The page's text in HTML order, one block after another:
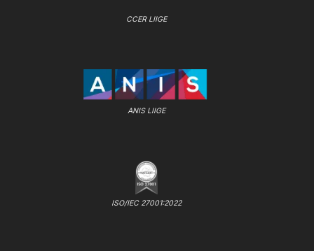
CCER LIIGE
ANIS LIIGE
ISO/IEC 27001:2022